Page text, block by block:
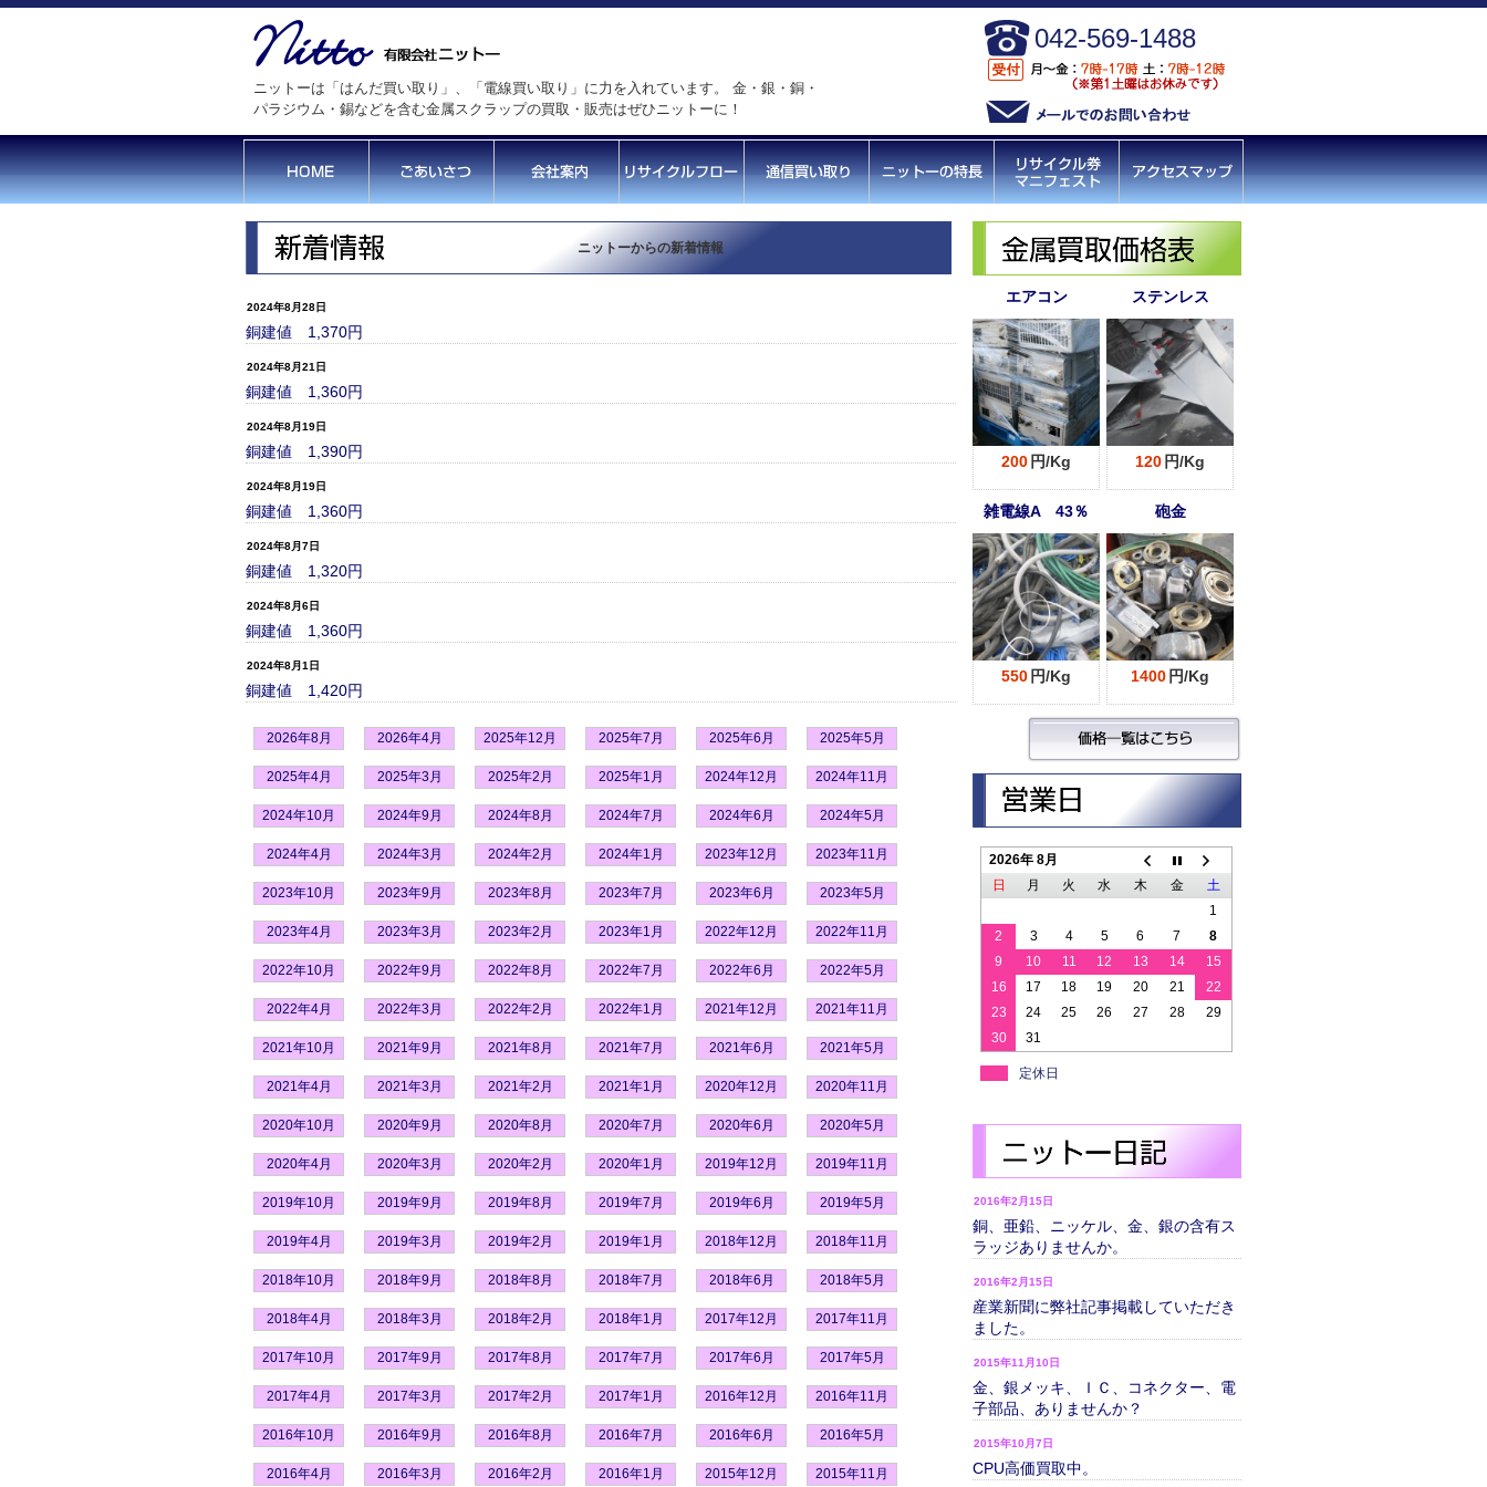
ニットーは「はんだ買い取り」、「電線買い取り」に力を入れています。 金・銀・銅・
パラジウム・錫などを含む金属スクラップの買取・販売はぜひニットーに！
042-569-1488
ニットーからの新着情報
2024年8月28日
銅建値 1,370円
2024年8月21日
銅建値 1,360円
2024年8月19日
銅建値 1,390円
2024年8月19日
銅建値 1,360円
2024年8月7日
銅建値 1,320円
2024年8月6日
銅建値 1,360円
2024年8月1日
銅建値 1,420円
2026年8月 2026年4月 2025年12月 2025年7月 2025年6月 2025年5月
2025年4月 2025年3月 2025年2月 2025年1月 2024年12月 2024年11月
2024年10月 2024年9月 2024年8月 2024年7月 2024年6月 2024年5月
2024年4月 2024年3月 2024年2月 2024年1月 2023年12月 2023年11月
2023年10月 2023年9月 2023年8月 2023年7月 2023年6月 2023年5月
2023年4月 2023年3月 2023年2月 2023年1月 2022年12月 2022年11月
2022年10月 2022年9月 2022年8月 2022年7月 2022年6月 2022年5月
2022年4月 2022年3月 2022年2月 2022年1月 2021年12月 2021年11月
2021年10月 2021年9月 2021年8月 2021年7月 2021年6月 2021年5月
2021年4月 2021年3月 2021年2月 2021年1月 2020年12月 2020年11月
2020年10月 2020年9月 2020年8月 2020年7月 2020年6月 2020年5月
2020年4月 2020年3月 2020年2月 2020年1月 2019年12月 2019年11月
2019年10月 2019年9月 2019年8月 2019年7月 2019年6月 2019年5月
2019年4月 2019年3月 2019年2月 2019年1月 2018年12月 2018年11月
2018年10月 2018年9月 2018年8月 2018年7月 2018年6月 2018年5月
2018年4月 2018年3月 2018年2月 2018年1月 2017年12月 2017年11月
2017年10月 2017年9月 2017年8月 2017年7月 2017年6月 2017年5月
2017年4月 2017年3月 2017年2月 2017年1月 2016年12月 2016年11月
2016年10月 2016年9月 2016年8月 2016年7月 2016年6月 2016年5月
2016年4月 2016年3月 2016年2月 2016年1月 2015年12月 2015年11月
エアコン
200 円/Kg
ステンレス
120 円/Kg
雑電線A 43％
550 円/Kg
砲金
1400 円/Kg
2026年 8月
日
月 火 水 木 金
土
1
2
3 4 5 6 7
8
9
10 11 12 13 14
15
16
17 18 19 20 21
22
23
24 25 26 27 28
29
30
31
定休日
2016年2月15日
銅、亜鉛、ニッケル、金、銀の含有ス
ラッジありませんか。
2016年2月15日
産業新聞に弊社記事掲載していただき
ました。
2015年11月10日
金、銀メッキ、ＩＣ、コネクター、電
子部品、ありませんか？
2015年10月7日
CPU高価買取中。